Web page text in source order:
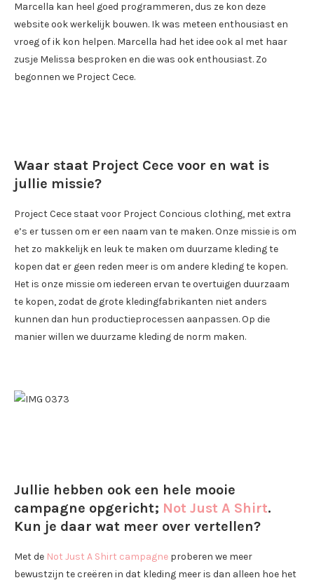
Marcella kan heel goed programmeren, dus ze kon deze
website ook werkelijk bouwen. Ik was meteen enthousiast en
vroeg of ik kon helpen. Marcella had het idee ook al met haar
zusje Melissa besproken en die was ook enthousiast. Zo
begonnen we Project Cece.
Waar staat Project Cece voor en wat is
jullie missie?
Project Cece staat voor Project Concious clothing, met extra
e’s er tussen om er een naam van te maken. Onze missie is om
het zo makkelijk en leuk te maken om duurzame kleding te
kopen dat er geen reden meer is om andere kleding te kopen.
Het is onze missie om iedereen ervan te overtuigen duurzaam
te kopen, zodat de grote kledingfabrikanten niet anders
kunnen dan hun productieprocessen aanpassen. Op die
manier willen we duurzame kleding de norm maken.
Jullie hebben ook een hele mooie
campagne opgericht; Not Just A Shirt.
Kun je daar wat meer over vertellen?
Met de Not Just A Shirt campagne proberen we meer
bewustzijn te creëren in dat kleding meer is dan alleen hoe het